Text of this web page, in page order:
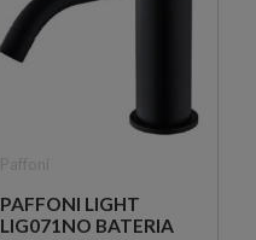
PAFFONI LIGHT
LIG071NO BATERIA